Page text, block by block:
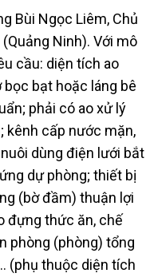
Bùi Ngọc Liêm, Chủ
Ninh). Với mô
cầu: diện tích ao
bọc bạt hoặc láng bê
phải có ao xử lý
kênh cấp nước mặn,
dùng điện lưới bắt
dự phòng; thiết bị
(bờ đầm) thuận lợi
đựng thức ăn, chế
phòng (phòng) tổng
(phụ thuộc diện tích